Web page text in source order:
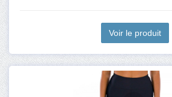
Voir le produit